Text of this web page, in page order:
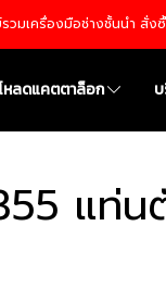
มเครื่องมือช่างชั้นนำ สั่ง
หลดแคตตาล็อก
แท่น